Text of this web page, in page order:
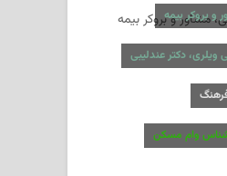
و بروکر بیمه
ویلری، دکتر عندلیبی
وام مسکن